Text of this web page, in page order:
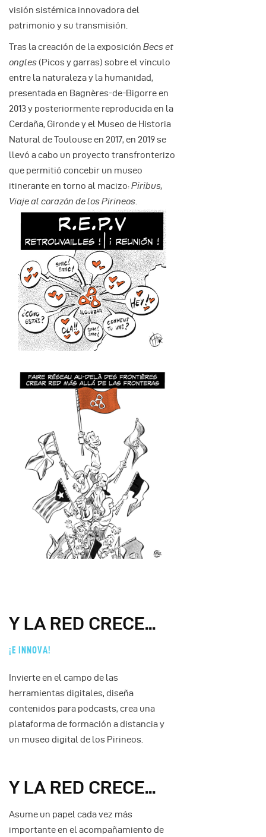
visión sistémica innovadora del
patrimonio y su transmisión.
Tras la creación de la exposición Becs et
ongles(Picos y garras) sobre el vínculo
entre la naturaleza y la humanidad,
presentada en Bagnères-de-Bigorre en
2013 y posteriormente reproducida en la
Cerdaña, Gironde y el Museo de Historia
Natural de Toulouse en 2017, en 2019 se
llevó a cabo un proyecto transfronterizo
que permitió concebir un museo
itinerante en torno al macizo:Piribus,
Viaje al corazón de los Pirineos.
Y LA RED CRECE...
¡E INNOVA!
Invierte en el campo de las
herramientas digitales, diseña
contenidos para podcasts, crea una
plataforma de formación a distancia y
un museo digital de los Pirineos.
Y LA RED CRECE...
Asume un papel cada vez más
importante en el acompañamiento de